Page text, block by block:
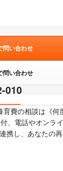
問い合わせ
問い合わせ
010
費の相談は《何
、電話やオンラ
携し、あなたの
素を